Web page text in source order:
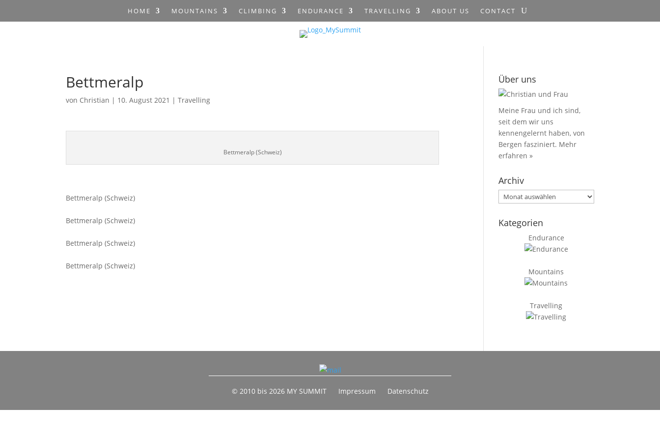
HOME MOUNTAINS CLIMBING ENDURANCE TRAVELLING ABOUT US CONTACT
Bettmeralp
von Christian | 10. August 2021 |Travelling
Bettmeralp (Schweiz)
Bettmeralp (Schweiz)
Bettmeralp (Schweiz)
Bettmeralp (Schweiz)
Bettmeralp (Schweiz)
Über uns
Meine Frau und ich sind,
seit dem wir uns
kennengelernt haben, von
Bergen fasziniert. Mehr
erfahren »
Archiv
Archiv
Kategorien
Endurance
Mountains
Travelling
© 2010 bis 2026 MY SUMMIT Impressum Datenschutz